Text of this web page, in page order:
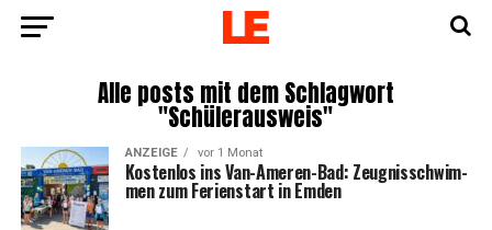
Alle posts mit dem Schlagwort
"Schülerausweis"
ANZEIGE vor 1 Monat
Kos­ten­los ins Van-Ame­ren-Bad: Zeug­nis­schwim­
men zum Feri­en­start in Emden